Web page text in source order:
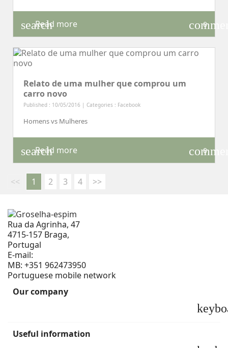
search
Read more 0
Relato de uma mulher que comprou um
carro novo
Published : 10/05/2016 | Categories : Facebook
Homens vs Mulheres
search
Read more 0
<< 1 2 3 4 >>
Rua da Agrinha, 47
4715-157 Braga,
Portugal
E-mail:
MB: +351 962473950
Portuguese mobile network
Our company
Useful information